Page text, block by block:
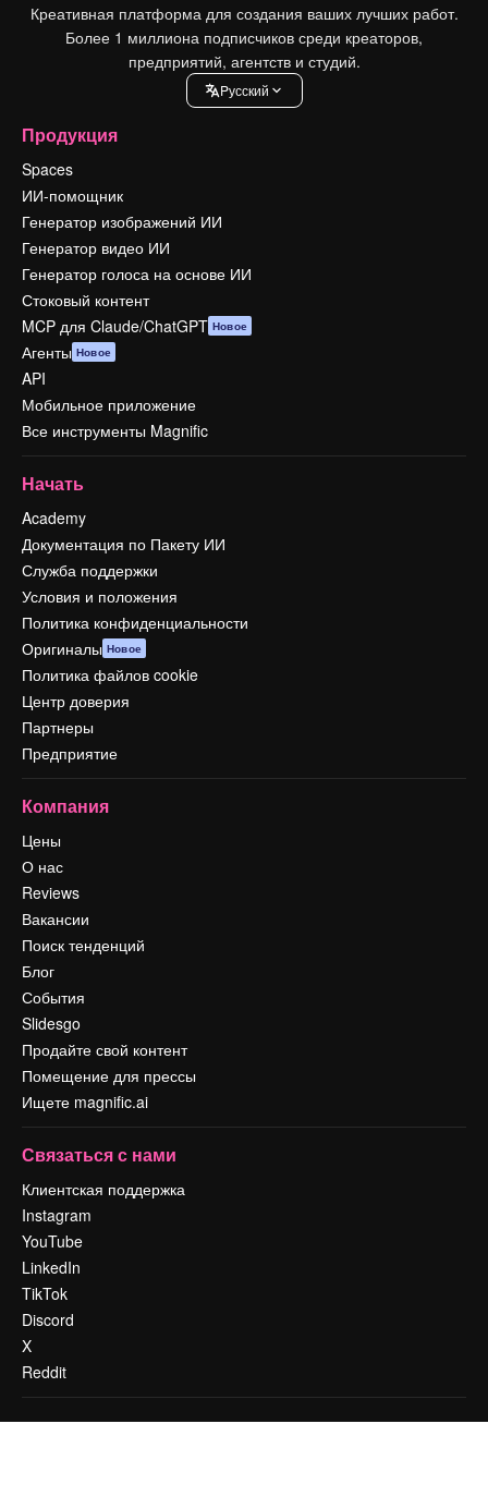
Креативная платформа для создания ваших лучших работ.
Более 1 миллиона подписчиков среди креаторов,
предприятий, агентств и студий.
Pусский
Продукция
Spaces
ИИ-помощник
Генератор изображений ИИ
Генератор видео ИИ
Генератор голоса на основе ИИ
Стоковый контент
MCP для Claude/ChatGPT Новое
Агенты Новое
API
Мобильное приложение
Все инструменты Magnific
Начать
Academy
Документация по Пакету ИИ
Служба поддержки
Условия и положения
Политика конфиденциальности
Оригиналы Новое
Политика файлов cookie
Центр доверия
Партнеры
Предприятие
Компания
Цены
О нас
Reviews
Вакансии
Поиск тенденций
Блог
События
Slidesgo
Продайте свой контент
Помещение для прессы
Ищете magnific.ai
Связаться с нами
Клиентская поддержка
Instagram
YouTube
LinkedIn
TikTok
Discord
X
Reddit